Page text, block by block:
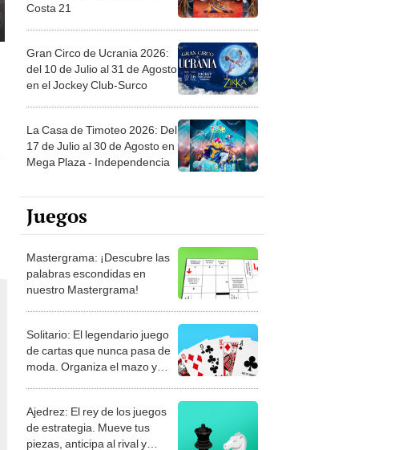
Costa 21
Gran Circo de Ucrania 2026:
del 10 de Julio al 31 de Agosto
en el Jockey Club-Surco
La Casa de Timoteo 2026: Del
17 de Julio al 30 de Agosto en
Mega Plaza - Independencia
Juegos
Mastergrama: ¡Descubre las
palabras escondidas en
nuestro Mastergrama!
Solitario: El legendario juego
de cartas que nunca pasa de
moda. Organiza el mazo y
Ajedrez: El rey de los juegos
de estrategia. Mueve tus
piezas, anticipa al rival y